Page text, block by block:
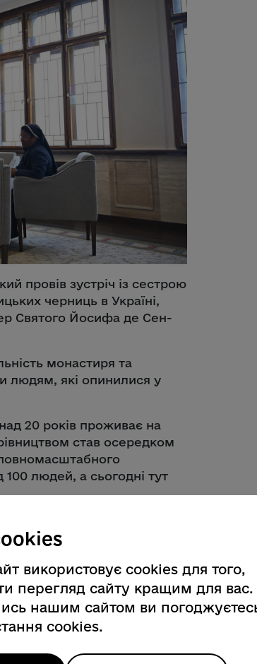
провів зустріч із сестрою
черниць в Україні,
Святого Йосифа де Сен-
монастиря та
людям, які опинилися у
20 років проживає на
став осередком
людей, а сьогодні тут
які через масовані
евакуйованих осіб,
доброго у цьому світі.
використовує cookies для того,
перегляд сайту кращим для вас.
нашим сайтом ви
cookies.